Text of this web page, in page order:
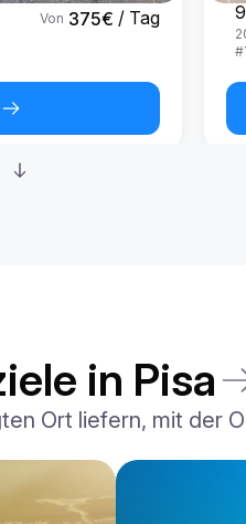
Von 375€ / Tag
#
in Pisa
Ort liefern, mit der